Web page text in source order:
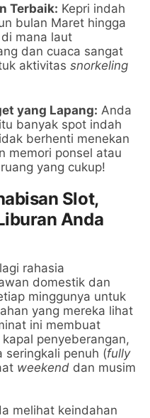
Terbaik: Kepri indah
bulan Maret hingga
mana laut
dan cuaca sangat
aktivitassnorkeling
yang Lapang: Anda
banyak spot indah
berhenti menekan
memori ponsel atau
yang cukup!
Slot,
Anda
rahasia
domestik dan
minggunya untuk
yang mereka lihat
ini membuat
penyeberangan,
seringkali penuh (fully
weekend dan musim
melihat keindahan